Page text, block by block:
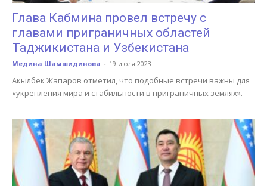
Глава Кабмина провел встречу с
главами приграничных областей
Таджикистана и Узбекистана
Медина Шамшидинова - 19 июля 2023
Акылбек Жапаров отметил, что подобные встречи важны для
«укрепления мира и стабильности в приграничных землях».